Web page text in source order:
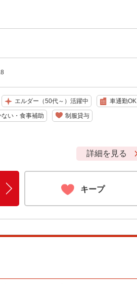
エルダー（50代～）活躍中 車通勤OK
ない・食事補助 制服貸与
詳細を見る
キープ